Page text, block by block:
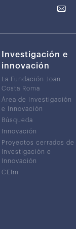
Investigación e
innovación
La Fundación Joan
Costa Roma
Área de Investigación
e Innovación
Búsqueda
Innovación
Proyectos cerrados de
Investigación e
Innovación
CEIm